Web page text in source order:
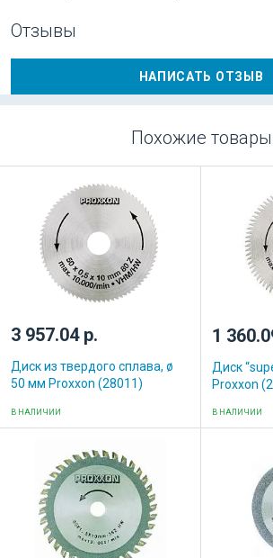
Отзывы
НАПИСАТЬ ОТЗЫВ
Похожие товары
3 957.04 р.
Диск из твердого сплава, ø
50 мм Proxxon (28011)
В НАЛИЧИИ
1
Диск
Proxxon
В НАЛИЧИИ